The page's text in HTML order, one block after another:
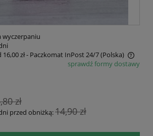
wyczerpaniu
16,00 zł- Paczkomat InPost 24/7(Polska)
ewentualnych kosztów płatnościsprawdź formy dostawy
zł
przed obniżką:14,90 zł